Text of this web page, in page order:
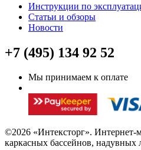
Инструкции по
Статьи и обзоры
Новости
+7 (495) 134 92 52
Мы принимаем к оплате
©2026 «Интексторг». Интернет-
каркасных бассейнов, надувных